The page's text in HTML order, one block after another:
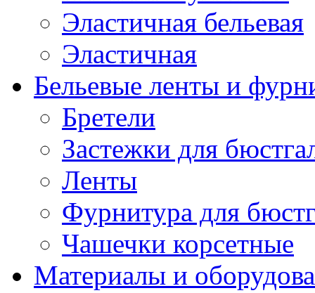
Эластичная бельевая
Эластичная
Бельевые ленты и
Бретели
Застежки для
Ленты
Фурнитура для
Чашечки корсетные
Материалы и